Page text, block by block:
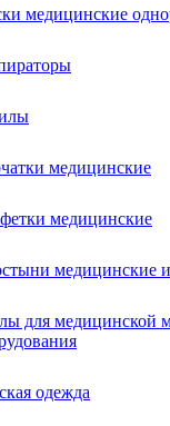
медицинские
медицинские
медицинские
медицинские
для медицинской
одежда